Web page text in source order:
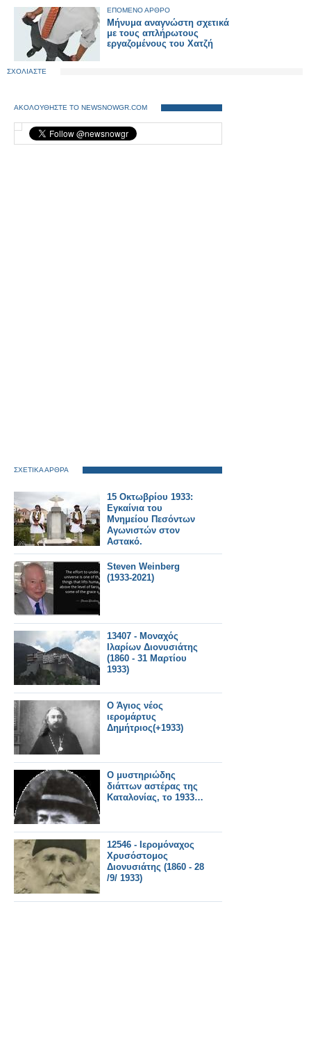
ΕΠΟΜΕΝΟ ΑΡΘΡΟ
Μήνυμα αναγνώστη σχετικά
με τους απλήρωτους
εργαζομένους του Χατζή
ΣΧΟΛΙΑΣΤΕ
ΑΚΟΛΟΥΘΗΣΤΕ ΤΟ NEWSNOWGR.COM
ΣΧΕΤΙΚΑ ΑΡΘΡΑ
15 Οκτωβρίου 1933:
Εγκαίνια του
Μνημείου Πεσόντων
Αγωνιστών στον
Αστακό.
Steven Weinberg
(1933-2021)
13407 - Μοναχός
Ιλαρίων Διονυσιάτης
(1860 - 31 Μαρτίου
1933)
Ο Άγιος νέος
ιερομάρτυς
Δημήτριος(+1933)
Ο μυστηριώδης
διάττων αστέρας της
Καταλονίας, το 1933…
12546 - Ιερομόναχος
Χρυσόστομος
Διονυσιάτης (1860 - 28
/9/ 1933)